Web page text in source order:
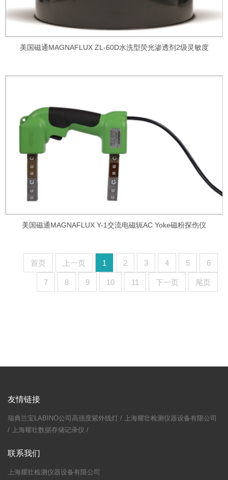
美国磁通MAGNAFLUX ZL-60D水洗型荧光渗透剂2级灵敏度
美国磁通MAGNAFLUX Y-1交流电磁轭AC Yoke磁粉探伤仪
首页 上一页 1 2 3 4 5 6
7 8 9 10 11 下一页 尾页
友情链接
瑞典兰宝LABINO公司高强度紫外线灯 /
上海耀壮检测仪器设备有限公司
/
上海耀壮数据存储记录仪 /
联系我们
上海耀壮检测仪器设备有限公司